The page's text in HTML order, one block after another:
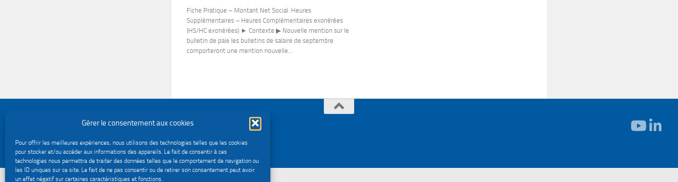
Gérer le consentement aux cookies
Pour offrir les meilleures expériences, nous utilisons des technologies telles que les cookies
pour stocker et/ou accéder aux informations des appareils. Le fait de consentir à ces
technologies nous permettra de traiter des données telles que le comportement de navigation ou
les ID uniques sur ce site. Le fait de ne pas consentir ou de retirer son consentement peut avoir
un effet négatif sur certaines caractéristiques et fonctions.
Fiche Pratique – Montant Net Social. Heures
Supplémentaires – Heures Complémentaires exonérées
(HS/HC exonérées) ► Contexte ▶ Nouvelle mention sur le
bulletin de paie les bulletins de salaire de septembre
comporteront une mention nouvelle...
Fièrement propulsé par - Conçu par Thème Hueman